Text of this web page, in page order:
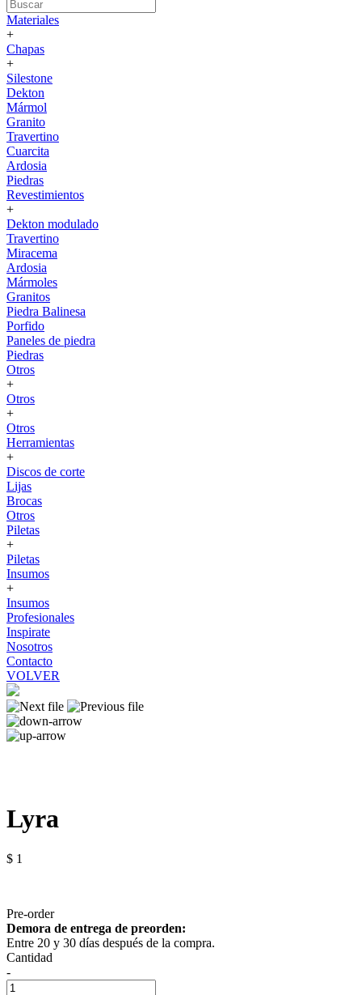
Materiales
+
Chapas
+
Silestone
Dekton
Mármol
Granito
Travertino
Cuarcita
Ardosia
Piedras
Revestimientos
+
Dekton modulado
Travertino
Miracema
Ardosia
Mármoles
Granitos
Piedra Balinesa
Porfido
Paneles de piedra
Piedras
Otros
+
Otros
+
Otros
Herramientas
+
Discos de corte
Lijas
Brocas
Otros
Piletas
+
Piletas
Insumos
+
Insumos
Profesionales
Inspirate
Nosotros
Contacto
VOLVER
Lyra
$ 1
Pre-order
Demora de entrega de preorden:
Entre 20 y 30 días después de la compra.
Cantidad
-